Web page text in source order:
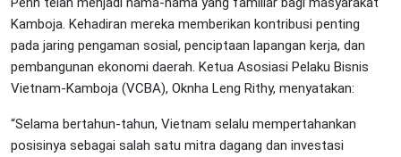
Kamboja. Kehadiran mereka memberikan kontribusi penting
pada jaring pengaman sosial, penciptaan lapangan kerja, dan
pembangunan ekonomi daerah. Ketua Asosiasi Pelaku Bisnis
Vietnam-Kamboja (VCBA), Oknha Leng Rithy, menyatakan:
“Selama bertahun-tahun, Vietnam selalu mempertahankan
posisinya sebagai salah satu mitra dagang dan investasi